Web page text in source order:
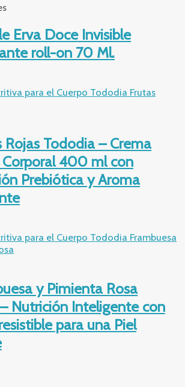
Erva Doce Invisible
roll-on 70 Ml.
Rojas Tododia – Crema
400 ml con
Prebiótica y Aroma
y Pimienta Rosa
Nutrición Inteligente con
para una Piel